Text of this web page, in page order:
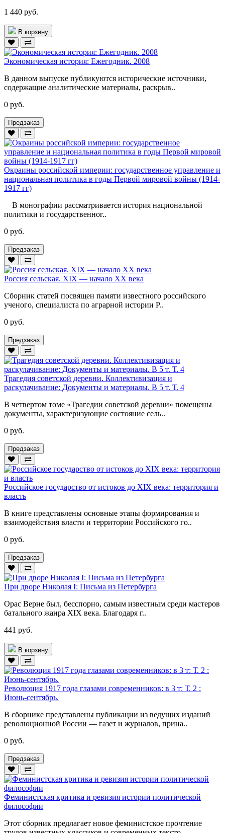
1 440 руб.
В корзину
Экономическая история: Ежегодник. 2008
В данном выпуске публикуются исторические источники,
содержащие аналитические материалы, раскрыв..
0 руб.
Предзаказ
Окраины российской империи: государственное управление и
национальная политика в годы Первой мировой войны (1914-
1917 гг)
В монографии рассматривается история национальной
политики и государственног..
0 руб.
Предзаказ
Россия сельская. XIX — начало XX века
Сборник статей посвящен памяти известного российского
ученого, специалиста по аграрной истории Р..
0 руб.
Предзаказ
Трагедия советской деревни. Коллективизация и
раскулачивание: Документы и материалы. В 5 т. Т. 4
В четвертом томе «Трагедии советской деревни» помещены
документы, характеризующие состояние сель..
0 руб.
Предзаказ
Российское государство от истоков до XIX века: территория и
власть
В книге представлены основные этапы формирования и
взаимодействия власти и территории Российского го..
0 руб.
Предзаказ
При дворе Николая I: Письма из Петербурга
Орас Верне был, бесспорно, самым известным среди мастеров
батального жанра XIX века. Благодаря г..
441 руб.
В корзину
Революция 1917 года глазами современников: в 3 т: Т. 2 :
Июнь-сентябрь.
В сборнике представлены публикации из ведущих изданий
революционной России — газет и журналов, прина..
0 руб.
Предзаказ
Феминистская критика и ревизия истории политической
философии
Этот сборник предлагает новое феминистское прочтение